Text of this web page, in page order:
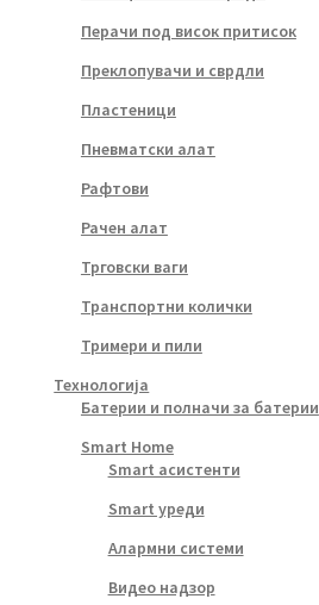
Перачи под висок притисок
Преклопувачи и сврдли
Пластеници
Пневматски алат
Рафтови
Рачен алат
Трговски ваги
Транспортни колички
Тримери и пили
Технологија
Батерии и полначи за батерии
Smart Home
Smart асистенти
Smart уреди
Алармни системи
Видео надзор